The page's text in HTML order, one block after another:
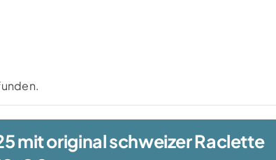
mit original schweizer Raclette